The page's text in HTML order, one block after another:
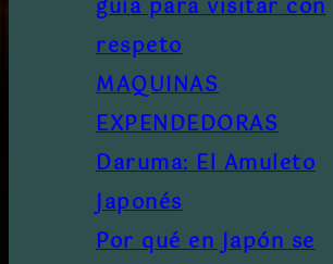
guía para visitar con
respeto
MAQUINAS
EXPENDEDORAS
Daruma: El Amuleto
Japonés
Por qué en Japón se